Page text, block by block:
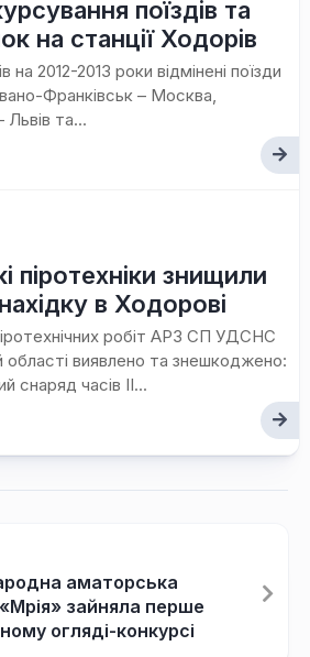
поїздів та
на станції Ходорів
на 2012-2013 роки відмінені поїзди
Франківськ – Москва,
та...
піротехніки знищили
в Ходорові
робіт АРЗ СП УДСНС
області виявлено та знешкоджено:
снаряд часів ІІ...
аматорська
зайняла перше
огляді-конкурсі